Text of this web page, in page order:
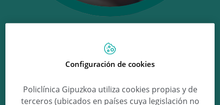
Ongi etorri
Martin!
Configuración de cookies
Policlínica Gipuzkoa utiliza cookies propias y de
terceros (ubicados en países cuya legislación no